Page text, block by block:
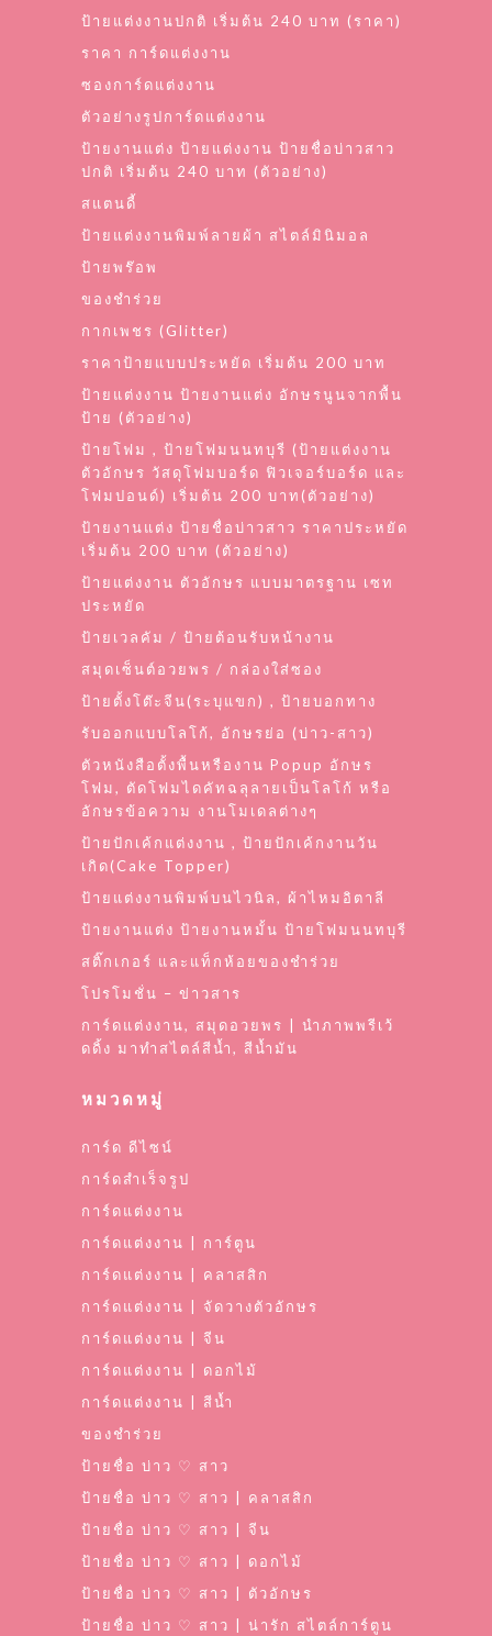
ป้ายแต่งงานปกติ เริ่มต้น 240 บาท (ราคา)
ราคา การ์ดแต่งงาน
ซองการ์ดแต่งงาน
ตัวอย่างรูปการ์ดแต่งงาน
ป้ายงานแต่ง ป้ายแต่งงาน ป้ายชื่อบ่าวสาว
ปกติ เริ่มต้น 240 บาท (ตัวอย่าง)
สแตนดี้
ป้ายแต่งงานพิมพ์ลายผ้า สไตล์มินิมอล
ป้ายพร๊อพ
ของชำร่วย
กากเพชร (Glitter)
ราคาป้ายแบบประหยัด เริ่มต้น 200 บาท
ป้ายแต่งงาน ป้ายงานแต่ง อักษรนูนจากพื้น
ป้าย (ตัวอย่าง)
ป้ายโฟม , ป้ายโฟมนนทบุรี (ป้ายแต่งงาน
ตัวอักษร วัสดุโฟมบอร์ด ฟิวเจอร์บอร์ด และ
โฟมปอนด์) เริ่มต้น 200 บาท(ตัวอย่าง)
ป้ายงานแต่ง ป้ายชื่อบ่าวสาว ราคาประหยัด
เริ่มต้น 200 บาท (ตัวอย่าง)
ป้ายแต่งงาน ตัวอักษร แบบมาตรฐาน เซท
ประหยัด
ป้ายเวลคัม / ป้ายต้อนรับหน้างาน
สมุดเซ็นต์อวยพร / กล่องใส่ซอง
ป้ายตั้งโต๊ะจีน(ระบุแขก) , ป้ายบอกทาง
รับออกแบบโลโก้, อักษรย่อ (บ่าว-สาว)
ตัวหนังสือตั้งพื้นหรืองาน Popup อักษร
โฟม, ตัดโฟมไดคัทฉลุลายเป็นโลโก้ หรือ
อักษรข้อความ งานโมเดลต่างๆ
ป้ายปักเค้กแต่งงาน , ป้ายปักเค้กงานวัน
เกิด(Cake Topper)
ป้ายแต่งงานพิมพ์บนไวนิล, ผ้าไหมอิตาลี
ป้ายงานแต่ง ป้ายงานหมั้น ป้ายโฟมนนทบุรี
สติ๊กเกอร์ และแท็กห้อยของชำร่วย
โปรโมชั่น – ข่าวสาร
การ์ดแต่งงาน, สมุดอวยพร | นำภาพพรีเว้
ดดิ้ง มาทำสไตล์สีน้ำ, สีน้ำมัน
หมวดหมู่
การ์ด ดีไซน์
การ์ดสำเร็จรูป
การ์ดแต่งงาน
การ์ดแต่งงาน | การ์ตูน
การ์ดแต่งงาน | คลาสสิก
การ์ดแต่งงาน | จัดวางตัวอักษร
การ์ดแต่งงาน | จีน
การ์ดแต่งงาน | ดอกไม้
การ์ดแต่งงาน | สีน้ำ
ของชำร่วย
ป้ายชื่อ บ่าว ♡ สาว
ป้ายชื่อ บ่าว ♡ สาว | คลาสสิก
ป้ายชื่อ บ่าว ♡ สาว | จีน
ป้ายชื่อ บ่าว ♡ สาว | ดอกไม้
ป้ายชื่อ บ่าว ♡ สาว | ตัวอักษร
ป้ายชื่อ บ่าว ♡ สาว | น่ารัก สไตล์การ์ตูน